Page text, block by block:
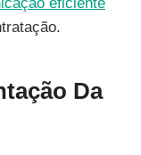
Da